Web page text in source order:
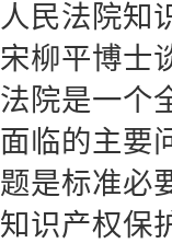
人民法院知
宋柳平博士
法院是一个
面临的主要
题是标准必
知识产权保